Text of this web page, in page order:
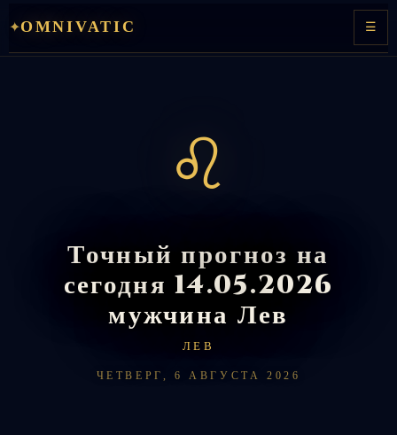
содержимому
✦OMNIVATIC ☰
♌
Точный прогноз на
сегодня 14.05.2026
мужчина Лев
ЛЕВ
ЧЕТВЕРГ, 6 АВГУСТА 2026